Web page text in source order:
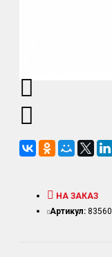
НА ЗАКАЗ
Артикул: